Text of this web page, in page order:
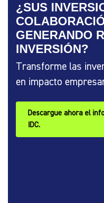
¿SUS
GENERANDO
INVERSIÓN?
Transforme las
en impacto
Descargue ahora el
IDC.